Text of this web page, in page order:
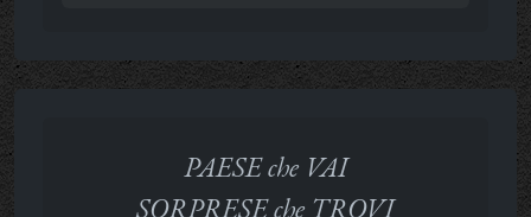
PAESE che VAI
SORPRESE che TROVI